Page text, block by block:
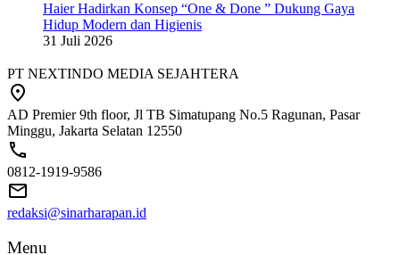
Haier Hadirkan Konsep “One & Done ” Dukung Gaya
Hidup Modern dan Higienis
31 Juli 2026
PT NEXTINDO MEDIA SEJAHTERA
AD Premier 9th floor, Jl TB Simatupang No.5 Ragunan, Pasar
Minggu, Jakarta Selatan 12550
0812-1919-9586
redaksi@sinarharapan.id
Menu